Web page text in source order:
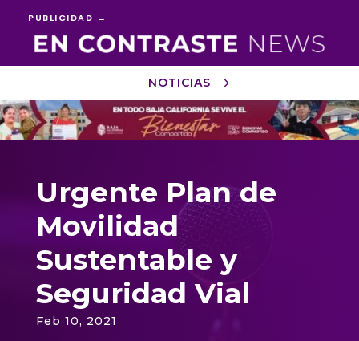
PUBLICIDAD →
NOTICIAS
Reproductor
de
vídeo
Urgente Plan de
Movilidad
Sustentable y
Seguridad Vial
Feb 10, 2021